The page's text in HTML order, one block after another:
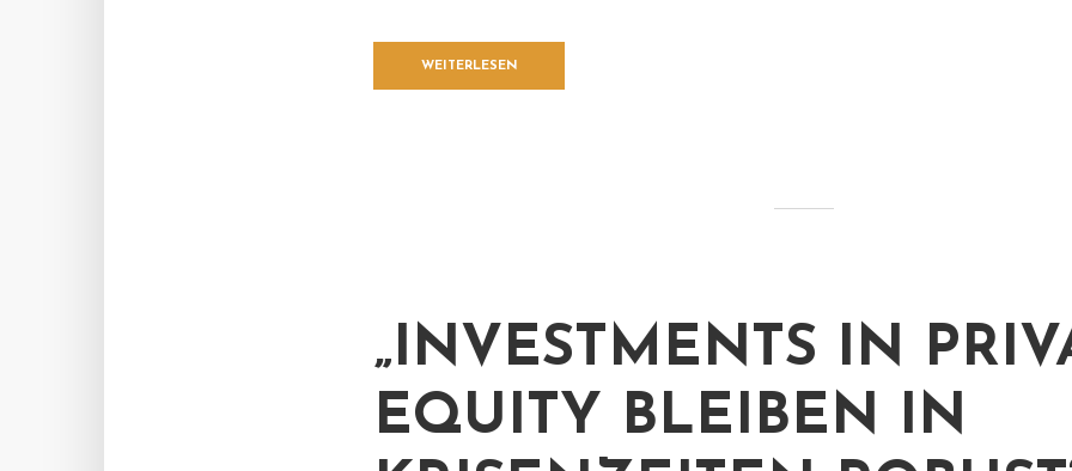
WEITERLESEN
„INVESTMENTS IN
EQUITY BLEIBEN IN